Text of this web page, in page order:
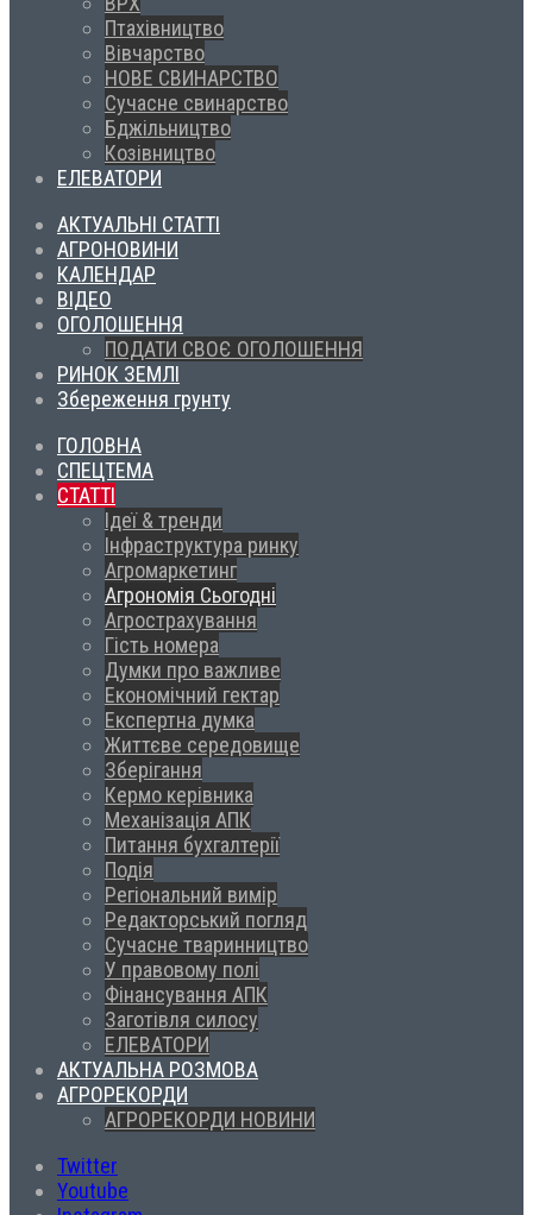
Птахівництво
Вівчарство
НОВЕ СВИНАРСТВО
Сучасне свинарство
Бджільництво
Козівництво
ЕЛЕВАТОРИ
АКТУАЛЬНІ СТАТТІ
АГРОНОВИНИ
КАЛЕНДАР
ВІДЕО
ОГОЛОШЕННЯ
ПОДАТИ СВОЄ ОГОЛОШЕННЯ
РИНОК ЗЕМЛІ
Збереження грунту
ГОЛОВНА
СПЕЦТЕМА
СТАТТІ
Ідеї & тренди
Інфраструктура ринку
Агромаркетинг
Агрономія Сьогодні
Агрострахування
Гість номера
Думки про важливе
Економічний гектар
Експертна думка
Життєве середовище
Зберігання
Кермо керівника
Механізація АПК
Питання бухгалтерії
Подія
Регіональний вимір
Редакторський погляд
Сучасне тваринництво
У правовому полі
Фінансування АПК
Заготівля силосу
ЕЛЕВАТОРИ
АКТУАЛЬНА РОЗМОВА
АГРОРЕКОРДИ
АГРОРЕКОРДИ НОВИНИ
Twitter
Youtube